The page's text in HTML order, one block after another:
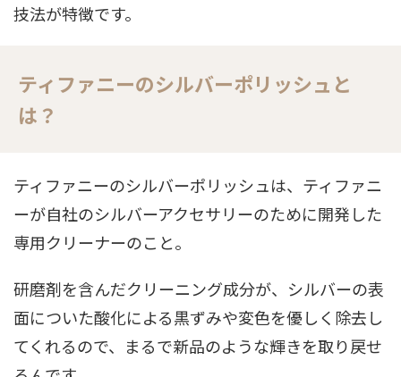
技法が特徴です。
ティファニーのシルバーポリッシュと
は？
ティファニーのシルバーポリッシュは、ティファニ
ーが自社のシルバーアクセサリーのために開発した
専用クリーナーのこと。
研磨剤を含んだクリーニング成分が、シルバーの表
面についた酸化による黒ずみや変色を優しく除去し
てくれるので、まるで新品のような輝きを取り戻せ